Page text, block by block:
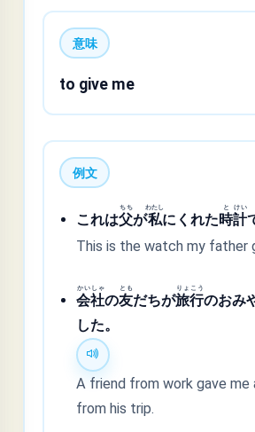
意味
to give me
例文
これは父
ちち
が私
わたし
にくれた時
と
計
けい
This is the watch my father
会
かい
社
しゃ
の友
とも
だちが旅
りょ
行
こう
のおみ
した。
A friend from work gave me
from his trip.